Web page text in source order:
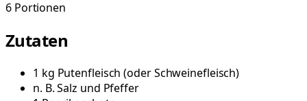
6 Portionen
Zutaten
1 kg Putenfleisch (oder Schweinefleisch)
n. B.Salz und Pfeffer